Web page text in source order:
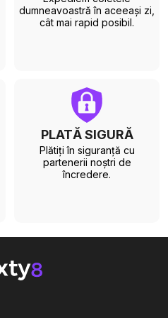
dumneavoastră în aceeași zi,
cât mai rapid posibil.
PLATĂ SIGURĂ
Plătiți în siguranță cu
partenerii noștri de
încredere.